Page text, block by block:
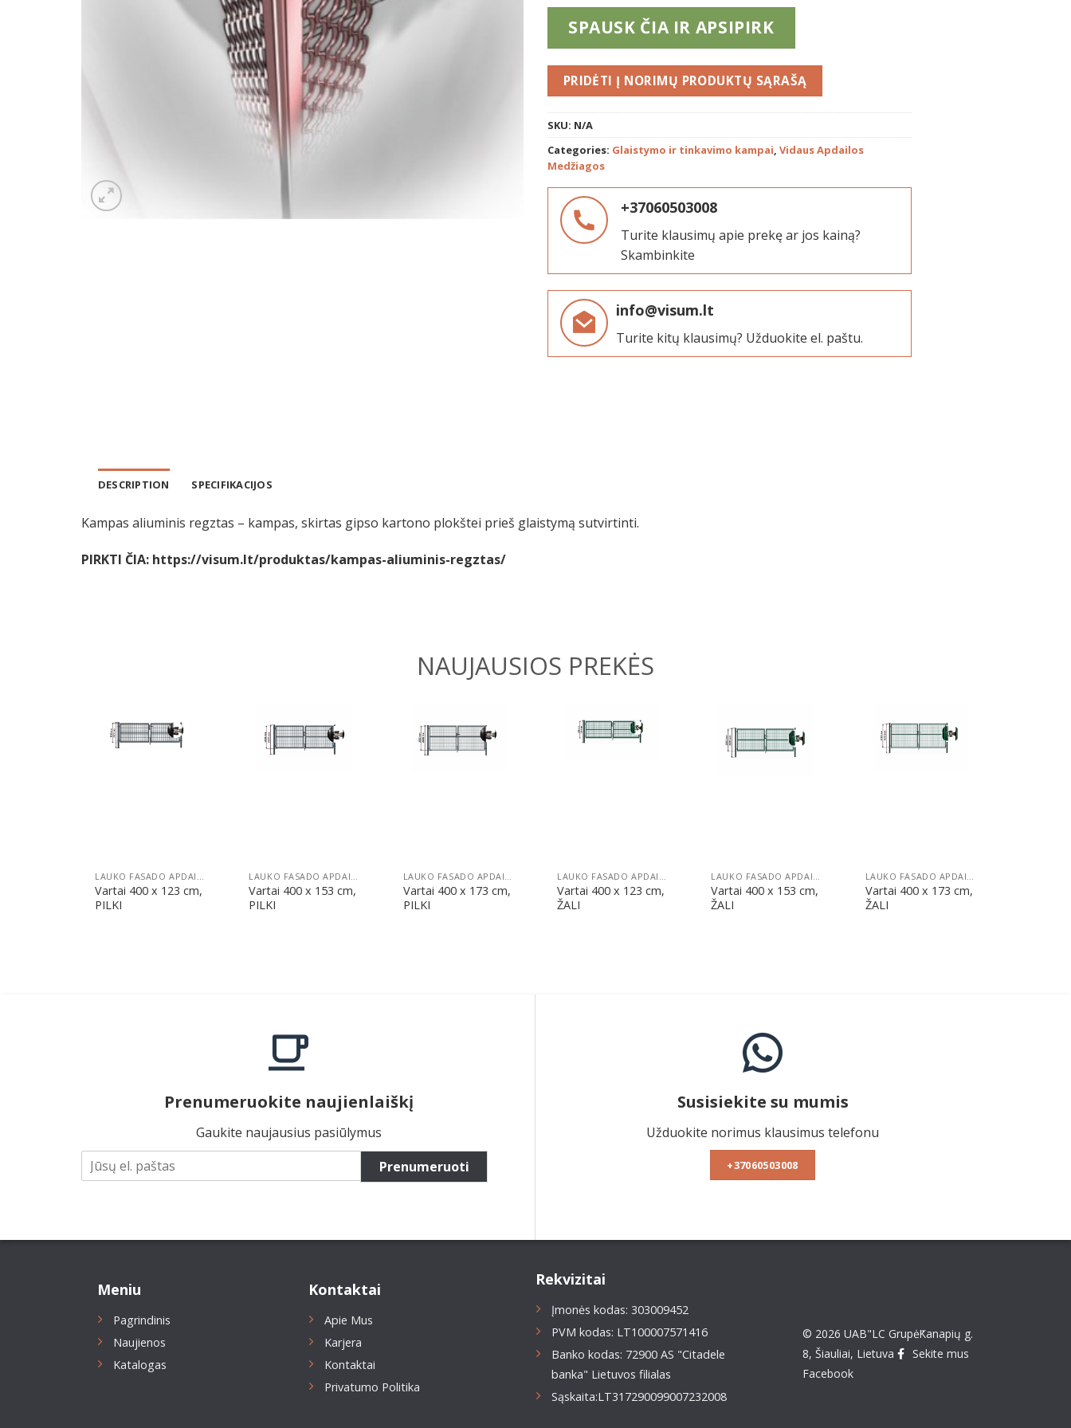
SPAUSK ČIA IR APSIPIRK
PRIDĖTI
SKU: N/A
Categories: Glaistymo ir tinkavimo kampai Vidaus Apdailos
Medžiagos
+37060503008
Turite klausimų apie prekę ar jos kainą?
Skambinkite
info@visum.lt
Turite kitų klausimų? Užduokite el. paštu.
DESCRIPTION SPECIFIKACIJOS
Kampas aliuminis regztas – kampas, skirtas gipso kartono plokštei prieš glaistymą sutvirtinti.
PIRKTI ČIA: https://visum.lt/produktas/kampas-aliuminis-regztas/
NAUJAUSIOS PREKĖS
Pridėti
Vartai 400 x 123 cm,
PILKI
Pridėti
Vartai 400 x 153 cm,
PILKI
Pridėti
Vartai 400 x 173 cm,
PILKI
Pridėti
Vartai 400 x 123 cm,
ŽALI
Pridėti
Vartai 400 x 153 cm,
ŽALI
Pridėti
Vartai 400 x 173 cm,
ŽALI
Prenumeruokite naujienlaiškį
Gaukite naujausius pasiūlymus
Prenumeruoti
Susisiekite su mumis
Užduokite norimus klausimus telefonu
+37060503008
Meniu
Pagrindinis
Naujienos
Katalogas
Kontaktai
Apie Mus
Karjera
Kontaktai
Privatumo Politika
Rekvizitai
Įmonės kodas: 303009452
PVM kodas: LT100007571416
Banko kodas: 72900 AS "Citadele
banka" Lietuvos filialas
Sąskaita:LT317290099007232008
© 2026 UAB"LC Grupė"Kanapių g.
8, Šiauliai, Lietuva
Sekite mus
Facebook